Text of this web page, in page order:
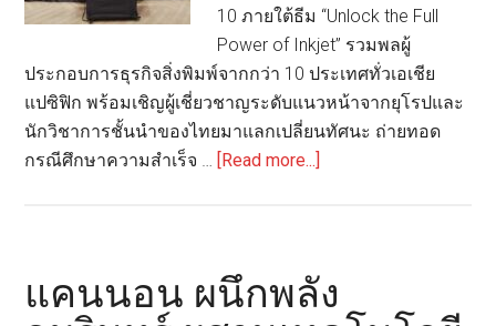
10 ภายใต้ธีม “Unlock the Full
Power of Inkjet” รวมพลผู้
ประกอบการธุรกิจสิ่งพิมพ์จากกว่า 10 ประเทศทั่วเอเชีย
แปซิฟิก พร้อมเชิญผู้เชี่ยวชาญระดับแนวหน้าจากยุโรปและ
นักวิชาการชั้นนำของไทยมาแลกเปลี่ยนทัศนะ ถ่ายทอด
กรณีศึกษาความสำเร็จ …
[Read more...]
เปิด
เวที
แคนนอน ผนึกพลัง